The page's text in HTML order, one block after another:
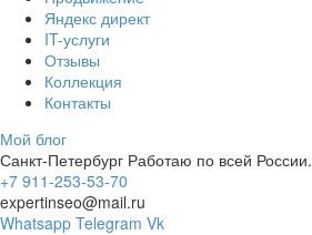
Яндекс директ
IT-услуги
Отзывы
Коллекция
Контакты
Мой блог
Санкт-Петербург Работаю по всей России.
+7 911-253-53-70
expertinseo@mail.ru
Whatsapp Telegram Vk